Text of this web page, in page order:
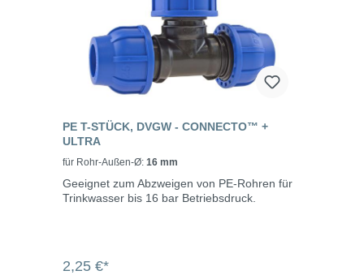
PE T-STÜCK, DVGW - CONNECTO™ +
ULTRA
für Rohr-Außen-Ø: 16 mm
Geeignet zum Abzweigen von PE-Rohren für
Trinkwasser bis 16 bar Betriebsdruck.
2,25 €*